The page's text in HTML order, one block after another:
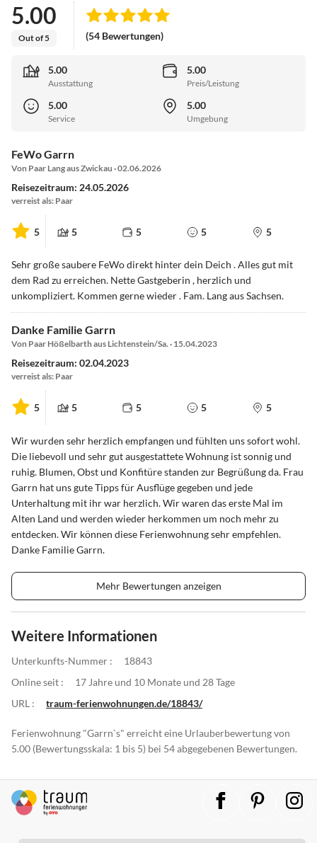
5.00
Out of 5 (54 Bewertungen)
5.00
Ausstattung
5.00
Preis/Leistung
5.00
Service
5.00
Umgebung
FeWo Garrn
Von Paar Lang aus Zwickau · 02.06.2026
Reisezeitraum: 24.05.2026
verreist als: Paar
5 5 5 5 5
Sehr große saubere FeWo direkt hinter dein Deich . Alles gut mit
dem Rad zu erreichen. Nette Gastgeberin , herzlich und
unkompliziert. Kommen gerne wieder . Fam. Lang aus Sachsen.
Danke Familie Garrn
Von Paar Hößelbarth aus Lichtenstein/Sa. · 15.04.2023
Reisezeitraum: 02.04.2023
verreist als: Paar
5 5 5 5 5
Wir wurden sehr herzlich empfangen und fühlten uns sofort wohl.
Die liebevoll und sehr gut ausgestattete Wohnung ist sonnig und
ruhig. Blumen, Obst und Konfitüre standen zur Begrüßung da. Frau
Garrn hat uns gute Tipps für Ausflüge gegeben und jede
Unterhaltung mit ihr war herzlich. Wir waren das erste Mal im
Alten Land und werden wieder herkommen um noch mehr zu
entdecken. Wir können diese Ferienwohnung sehr empfehlen.
Danke Familie Garrn.
Mehr Bewertungen anzeigen
Weitere Informationen
Unterkunfts-Nummer :
18843
Online seit :
17 Jahre und 10 Monate und 28 Tage
URL :
traum-ferienwohnungen.de/18843/
Ferienwohnung "Garrn`s" erreicht eine Urlauberbewertung von
5.00 (Bewertungsskala: 1 bis 5) bei 54 abgegebenen Bewertungen.